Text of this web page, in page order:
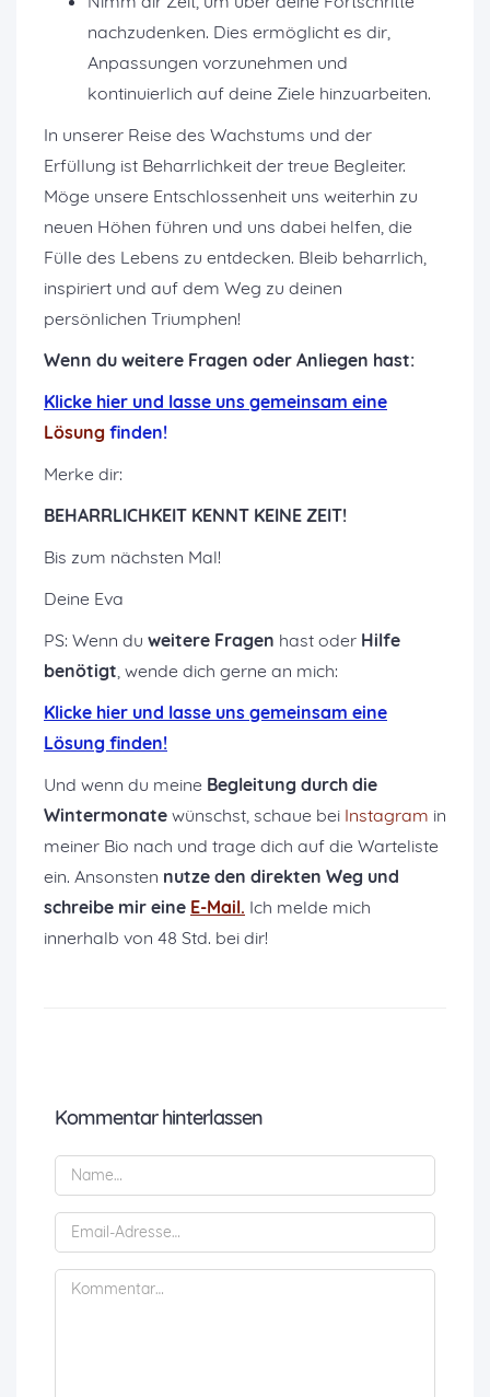
nachzudenken. Dies ermöglicht es dir,
Anpassungen vorzunehmen und
kontinuierlich auf deine Ziele hinzuarbeiten.
In unserer Reise des Wachstums und der
Erfüllung ist Beharrlichkeit der treue Begleiter.
Möge unsere Entschlossenheit uns weiterhin zu
neuen Höhen führen und uns dabei helfen, die
Fülle des Lebens zu entdecken. Bleib beharrlich,
inspiriert und auf dem Weg zu deinen
persönlichen Triumphen!
Wenn du weitere Fragen oder Anliegen hast:
Klicke hier und lasse uns gemeinsam eine
Lösung finden!
Merke dir:
BEHARRLICHKEIT KENNT KEINE ZEIT!
Bis zum nächsten Mal!
Deine Eva
PS: Wenn du weitere Fragen hast oder Hilfe
benötigt , wende dich gerne an mich:
Klicke hier und lasse uns gemeinsam eine
Lösung finden!
Und wenn du meine Begleitung durch die
Wintermonate wünschst, schaue bei Instagram in
meiner Bio nach und trage dich auf die Warteliste
ein. Ansonsten nutze den direkten Weg und
schreibe mir eine E-Mail. Ich melde mich
innerhalb von 48 Std. bei dir!
Kommentar hinterlassen